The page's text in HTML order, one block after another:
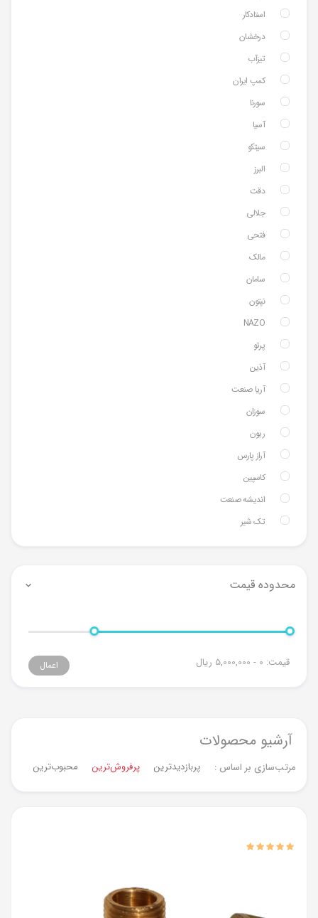
استادکار
درخشان
تیزآب
کمپ ایران
سورنا
آسیا
سیتکو
البرز
دقت
جلالی
فتحی
مالک
سامان
نپتون
NAZO
پرتو
آذین
آریا صنعت
سوزان
ریون
آراز پارس
کاسپین
اندیشه صنعت
تک شیر
محدوده قیمت
قیمت: 0 - 5,000,000 ریال اعمال
آرشیو محصولات
مرتب‌سازی بر اساس : پربازدیدترین پرفروش‌ترین‌ محبوب‌ترین